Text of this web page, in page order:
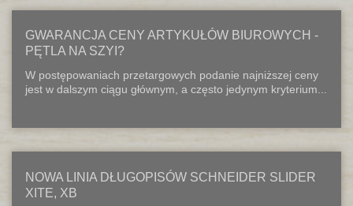
GWARANCJA CENY ARTYKUŁÓW BIUROWYCH -
PĘTLA NA SZYI?
W postępowaniach przetargowych podanie najniższej ceny
jest w dalszym ciągu głównym, a często jedynym kryterium...
NOWA LINIA DŁUGOPISÓW SCHNEIDER SLIDER
XITE, XB